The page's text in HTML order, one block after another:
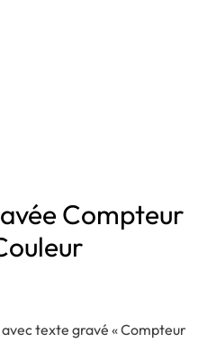
Compteur
texte gravé « Compteur